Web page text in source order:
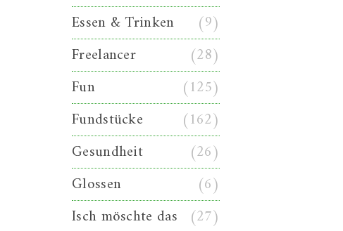
Essen & Trinken
(9)
Freelancer
(28)
Fun
(125)
Fundstücke
(162)
Gesundheit
(26)
Glossen
(6)
Isch möschte das (27)